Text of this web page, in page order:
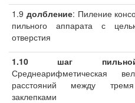
1.9 долбление: Пиление
пильного аппарата с
отверстия
1.10 шаг
Среднеарифметическая
расстояний между
заклепками